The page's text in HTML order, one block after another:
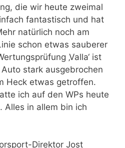
die wir heute zweimal
fantastisch und hat
natürlich noch am
schon etwas sauberer
‚Valla‘ ist
stark ausgebrochen
Heck etwas getroffen.
ich auf den WPs heute
Alles in allem bin ich
Direktor Jost